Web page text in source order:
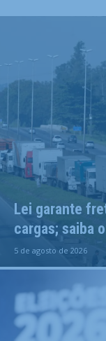
Lei garante
cargas; saiba
5 de agosto de 2026